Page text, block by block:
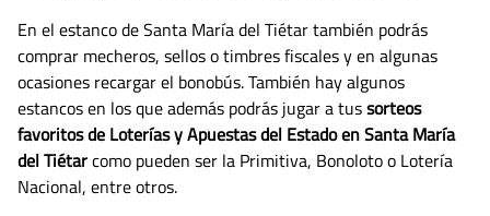
En el estanco de Santa María del Tiétar también podrás
comprar mecheros, sellos o timbres fiscales y en algunas
ocasiones recargar el bonobús. También hay algunos
estancos en los que además podrás jugar a tussorteos
favoritos de Loterías y Apuestas del Estado en Santa María
del Tiétarcomo pueden ser la Primitiva, Bonoloto o Lotería
Nacional, entre otros.